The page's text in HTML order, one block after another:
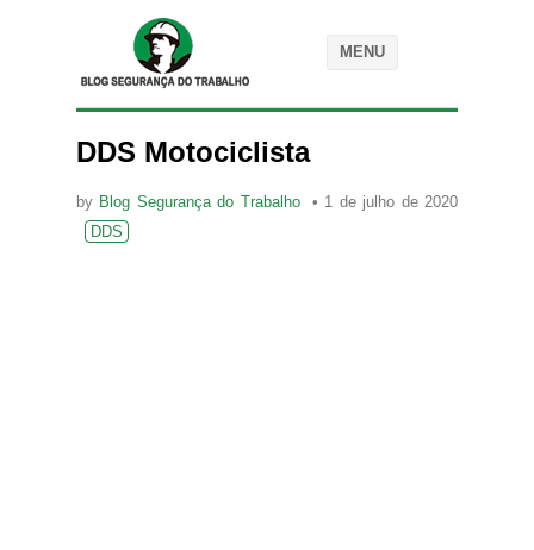
MENU
DDS Motociclista
by Blog Segurança do Trabalho
1 de julho de 2020
DDS